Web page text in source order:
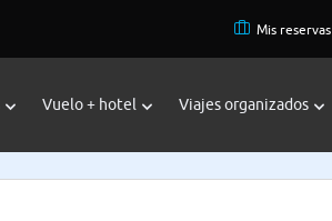
Mis reservas
Vuelo + hotel Viajes organizados